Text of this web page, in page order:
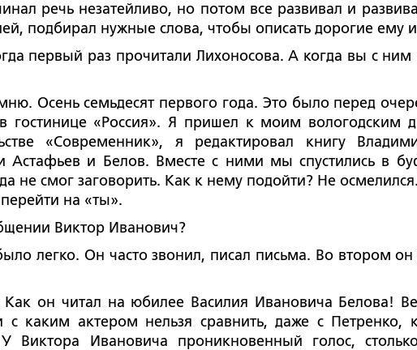
речь незатейливо, но потом все развивал и
подбирал нужные слова, чтобы описать дорогие ему
раз прочитали Лихоносова. А когда вы с ним
семьдесят первого года. Это было перед
гостинице «Россия». Я пришел к моим вологодским
«Современник», я редактировал книгу
Астафьев и Белов. Вместе с ними мы спустились в
не смог заговорить. Как к нему подойти? Не
на «ты».
Виктор Иванович?
Он часто звонил, писал письма. Во втором он
он читал на юбилее Василия Ивановича Белова!
с каким актером нельзя сравнить, даже с Петренко,
Виктора Ивановича проникновенный голос,